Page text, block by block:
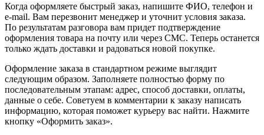
Когда оформляете быстрый заказ, напишите ФИО, телефон и
e-mail. Вам перезвонит менеджер и уточнит условия заказа.
По результатам разговора вам придет подтверждение
оформления товара на почту или через СМС. Теперь останется
только ждать доставки и радоваться новой покупке.
Оформление заказа в стандартном режиме выглядит
следующим образом. Заполняете полностью форму по
последовательным этапам: адрес, способ доставки, оплаты,
данные о себе. Советуем в комментарии к заказу написать
информацию, которая поможет курьеру вас найти. Нажмите
кнопку «Оформить заказ».